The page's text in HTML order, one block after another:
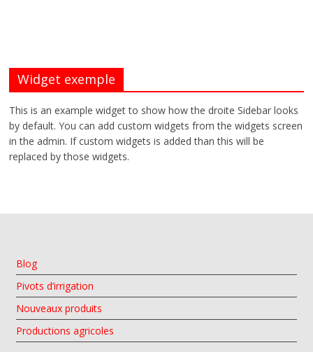
Widget exemple
This is an example widget to show how the droite Sidebar looks
by default. You can add custom widgets from the widgets screen
in the admin. If custom widgets is added than this will be
replaced by those widgets.
Blog
Pivots d’irrigation
Nouveaux produits
Productions agricoles